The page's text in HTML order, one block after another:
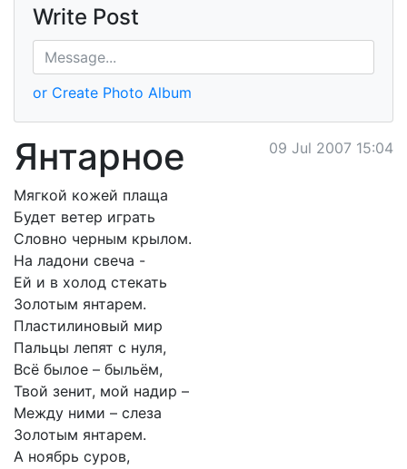
Write Post
or Create Photo Album
09 Jul 2007 15:04
Янтарное
Мягкой кожей плаща
Будет ветер играть
Словно черным крылом.
На ладони свеча -
Ей и в холод стекать
Золотым янтарем.
Пластилиновый мир
Пальцы лепят с нуля,
Всё былое – быльём,
Твой зенит, мой надир –
Между ними – слеза
Золотым янтарем.
А ноябрь суров,